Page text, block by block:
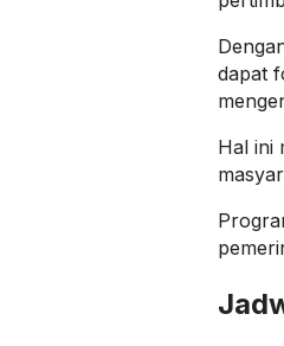
dapat
Hal ini